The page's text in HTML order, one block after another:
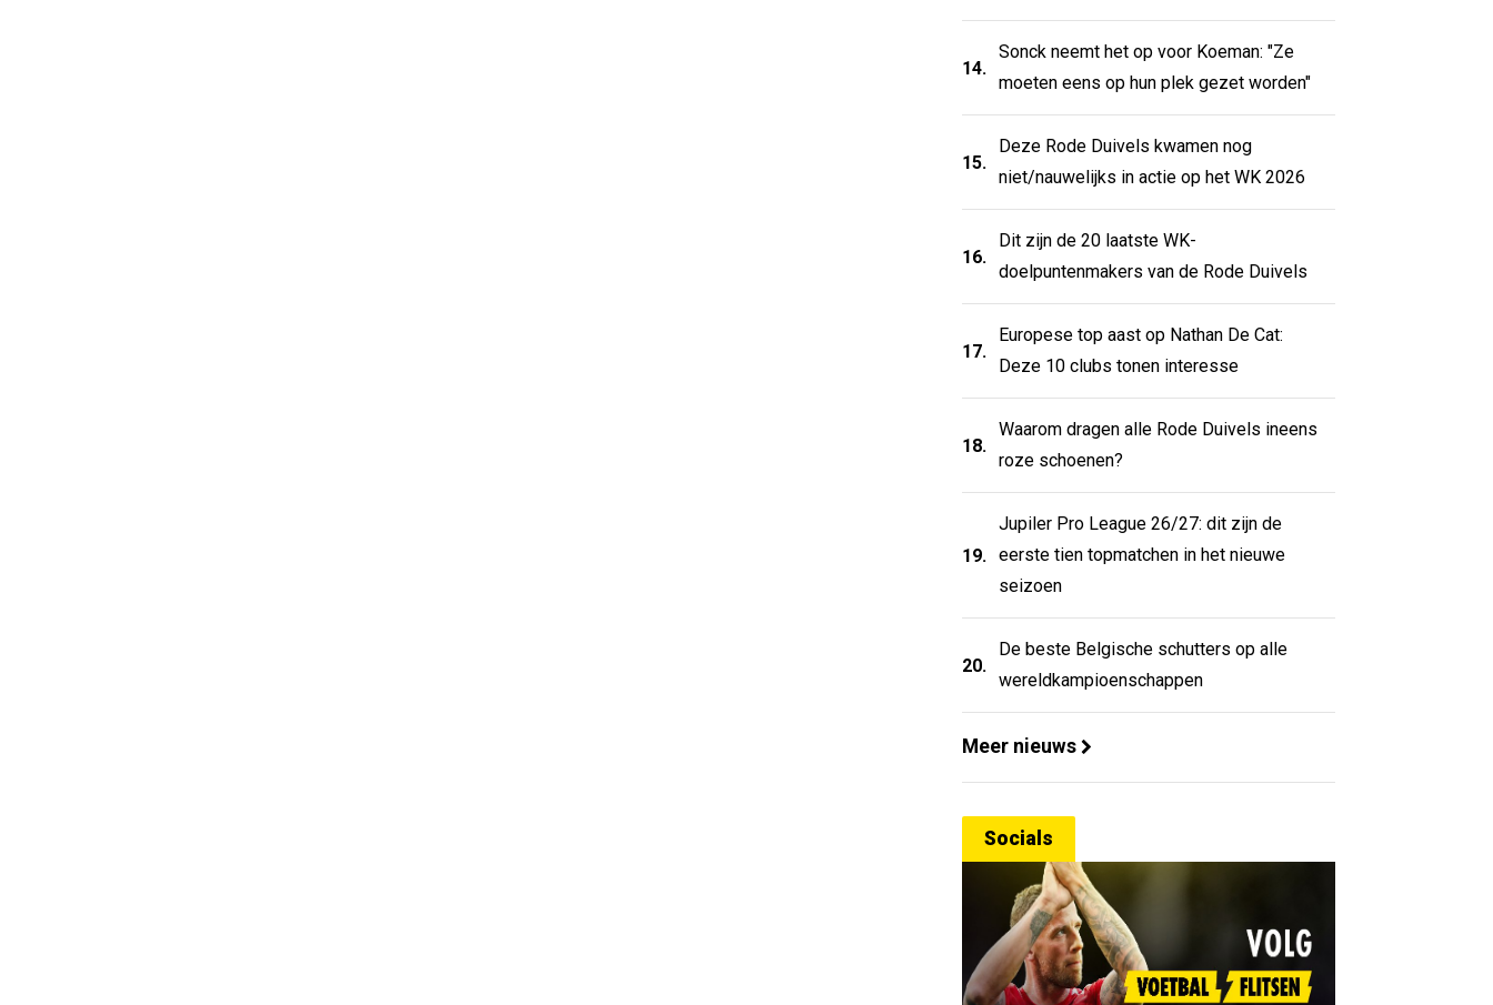
14.
Sonck neemt het op voor Koeman: "Ze
moeten eens op hun plek gezet worden"
15.
Deze Rode Duivels kwamen nog
niet/nauwelijks in actie op het WK 2026
16.
Dit zijn de 20 laatste WK-
doelpuntenmakers van de Rode Duivels
17.
Europese top aast op Nathan De Cat:
Deze 10 clubs tonen interesse
18.
Waarom dragen alle Rode Duivels ineens
roze schoenen?
19.
Jupiler Pro League 26/27: dit zijn de
eerste tien topmatchen in het nieuwe
seizoen
20.
De beste Belgische schutters op alle
wereldkampioenschappen
Meer nieuws
Socials